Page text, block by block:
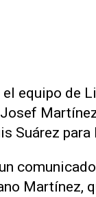
equipo de
Suárez
Martínez,